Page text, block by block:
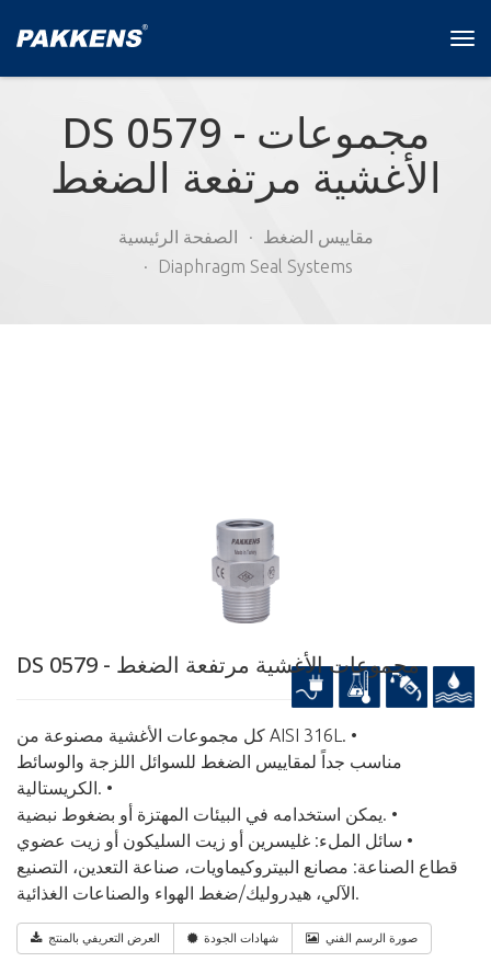
DS 0579 - مجموعات
الأغشية مرتفعة الضغط
الصفحة الرئيسية
مقاييس الضغط
Diaphragm Seal Systems
DS 0579 - مجموعات الأغشية مرتفعة الضغط
كل مجموعات الأغشية مصنوعة من AISI 316L. •
مناسب جداً لمقاييس الضغط للسوائل اللزجة والوسائط
الكريستالية. •
يمكن استخدامه في البيئات المهتزة أو بضغوط نبضية. •
سائل الملء: غليسرين أو زيت السليكون أو زيت عضوي •
قطاع الصناعة: مصانع البيتروكيماويات، صناعة التعدين، التصنيع
الآلي، هيدروليك/ضغط الهواء والصناعات الغذائية.
العرض التعريفي بالمنتج شهادات الجودة صورة الرسم الفني